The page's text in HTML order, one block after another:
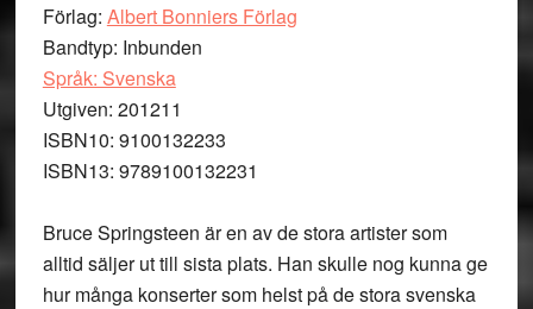
Förlag: Albert Bonniers Förlag
Bandtyp: Inbunden
Språk: Svenska
Utgiven: 201211
ISBN10: 9100132233
ISBN13: 9789100132231
Bruce Springsteen är en av de stora artister som
alltid säljer ut till sista plats. Han skulle nog kunna ge
hur många konserter som helst på de stora svenska